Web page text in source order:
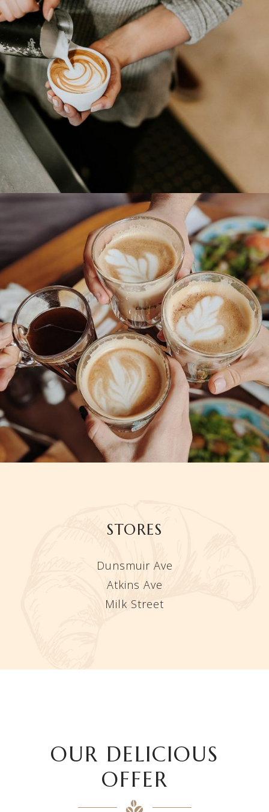
STORES
Dunsmuir Ave
Atkins Ave
Milk Street
OUR DELICIOUS
OFFER